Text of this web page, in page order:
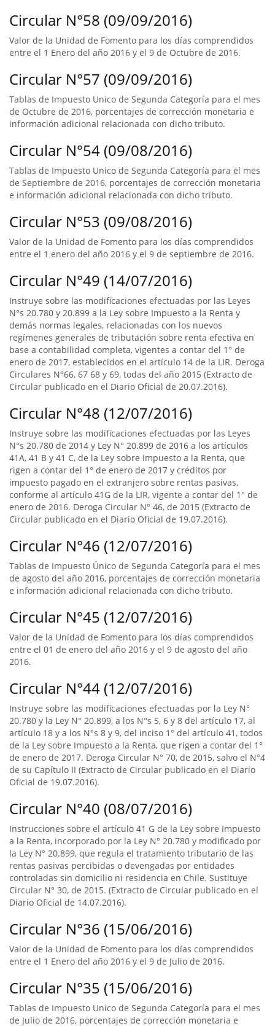
Circular N°58 (09/09/2016)
Valor de la Unidad de Fomento para los días comprendidos
entre el 1 Enero del año 2016 y el 9 de Octubre de 2016.
Circular N°57 (09/09/2016)
Tablas de Impuesto Unico de Segunda Categoría para el mes
de Octubre de 2016, porcentajes de corrección monetaria e
información adicional relacionada con dicho tributo.
Circular N°54 (09/08/2016)
Tablas de Impuesto Unico de Segunda Categoría para el mes
de Septiembre de 2016, porcentajes de corrección monetaria
e información adicional relacionada con dicho tributo.
Circular N°53 (09/08/2016)
Valor de la Unidad de Fomento para los días comprendidos
entre el 1 enero del año 2016 y el 9 de septiembre de 2016.
Circular N°49 (14/07/2016)
Instruye sobre las modificaciones efectuadas por las Leyes
N°s 20.780 y 20.899 a la Ley sobre Impuesto a la Renta y
demás normas legales, relacionadas con los nuevos
regímenes generales de tributación sobre renta efectiva en
base a contabilidad completa, vigentes a contar del 1° de
enero de 2017, establecidos en el artículo 14 de la LIR. Deroga
Circulares N°66, 67 68 y 69, todas del año 2015 (Extracto de
Circular publicado en el Diario Oficial de 20.07.2016).
Circular N°48 (12/07/2016)
Instruye sobre las modificaciones efectuadas por las Leyes
N°s 20.780 de 2014 y Ley N° 20.899 de 2016 a los artículos
41A, 41 B y 41 C, de la Ley sobre Impuesto a la Renta, que
rigen a contar del 1° de enero de 2017 y créditos por
impuesto pagado en el extranjero sobre rentas pasivas,
conforme al artículo 41G de la LIR, vigente a contar del 1° de
enero de 2016. Deroga Circular N° 46, de 2015 (Extracto de
Circular publicado en el Diario Oficial de 19.07.2016).
Circular N°46 (12/07/2016)
Tablas de Impuesto Único de Segunda Categoría para el mes
de agosto del año 2016, porcentajes de corrección monetaria
e información adicional relacionada con dicho tributo.
Circular N°45 (12/07/2016)
Valor de la Unidad de Fomento para los días comprendidos
entre el 01 de enero del año 2016 y el 9 de agosto del año
2016.
Circular N°44 (12/07/2016)
Instruye sobre las modificaciones efectuadas por la Ley N°
20.780 y la Ley N° 20.899, a los N°s 5, 6 y 8 del artículo 17, al
artículo 18 y a los N°s 8 y 9, del inciso 1° del artículo 41, todos
de la Ley sobre Impuesto a la Renta, que rigen a contar del 1°
de enero de 2017. Deroga Circular N° 70, de 2015, salvo el N°4
de su Capítulo II (Extracto de Circular publicado en el Diario
Oficial de 19.07.2016).
Circular N°40 (08/07/2016)
Instrucciones sobre el artículo 41 G de la Ley sobre Impuesto
a la Renta, incorporado por la Ley N° 20.780 y modificado por
la Ley N° 20.899, que regula el tratamiento tributario de las
rentas pasivas percibidas o devengadas por entidades
controladas sin domicilio ni residencia en Chile. Sustituye
Circular N° 30, de 2015. (Extracto de Circular publicado en el
Diario Oficial de 14.07.2016).
Circular N°36 (15/06/2016)
Valor de la Unidad de Fomento para los días comprendidos
entre el 1 Enero del año 2016 y el 9 de Julio de 2016.
Circular N°35 (15/06/2016)
Tablas de Impuesto Unico de Segunda Categoría para el mes
de Julio de 2016, porcentajes de corrección monetaria e